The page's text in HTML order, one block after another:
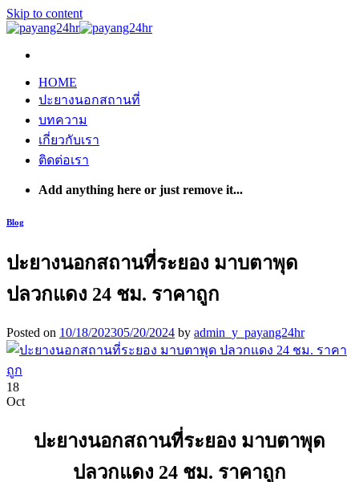
Skip to content
HOME
ปะยางนอกสถานที่
บทความ
เกี่ยวกับเรา
ติดต่อเรา
Add anything here or just remove it...
Blog
ปะยางนอกสถานที่ระยอง มาบตาพุด
ปลวกแดง 24 ชม. ราคาถูก
Posted on 10/18/202305/20/2024 by admin_y_payang24hr
18
Oct
ปะยางนอกสถานที่ระยอง มาบตาพุด
ปลวกแดง 24 ชม. ราคาถูก